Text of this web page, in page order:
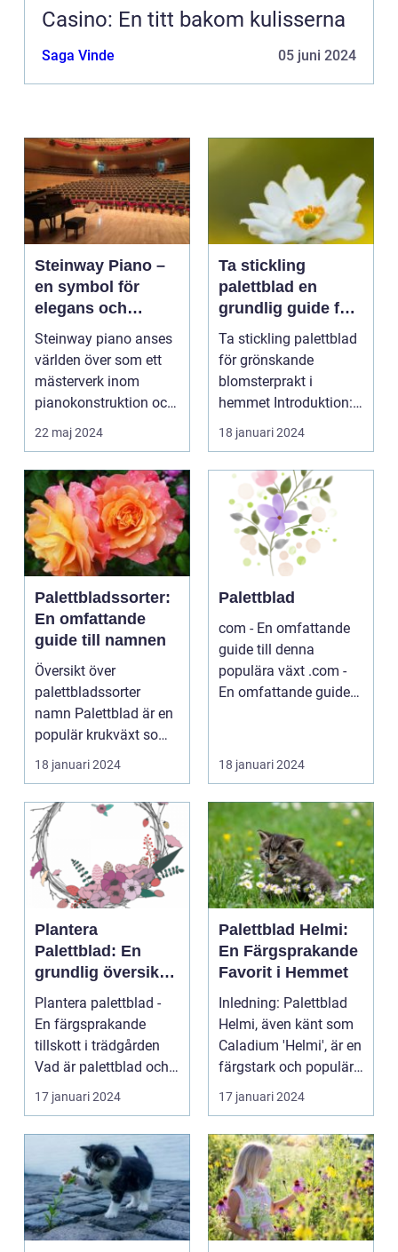
Casino: En titt bakom kulisserna
Saga Vinde 05 juni 2024
Steinway Piano –
en symbol för
elegans och
prestation
Steinway piano anses
världen över som ett
mästerverk inom
pianokonstruktion och
musik...
22 maj 2024
Ta stickling
palettblad en
grundlig guide för
blomsterentusiast
er
Ta stickling palettblad
för grönskande
blomsterprakt i
hemmet Introduktion:
...
18 januari 2024
Palettbladssorter:
En omfattande
guide till namnen
Översikt över
palettbladssorter
namn Palettblad är en
populär krukväxt som
blivit allt mer eftertra...
18 januari 2024
Palettblad
com - En omfattande
guide till denna
populära växt .com -
En omfattande guide
18 januari 2024
Plantera
Palettblad: En
grundlig översikt
och presentation
Plantera palettblad -
En färgsprakande
tillskott i trädgården
Vad är palettblad och
vilka typer fin...
17 januari 2024
Palettblad Helmi:
En Färgsprakande
Favorit i Hemmet
Inledning: Palettblad
Helmi, även känt som
Caladium 'Helmi', är en
färgstark och populär
växt som ha...
17 januari 2024